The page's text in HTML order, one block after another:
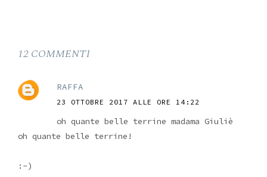
12 COMMENTI
RAFFA
23 OTTOBRE 2017 ALLE ORE 14:22
oh quante belle terrine madama Giuliè
oh quante belle terrine!
:-)